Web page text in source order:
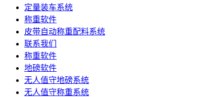
定量装车系统
称重软件
皮带自动称重配料系统
联系我们
称重软件
地磅软件
无人值守地磅系统
无人值守称重系统